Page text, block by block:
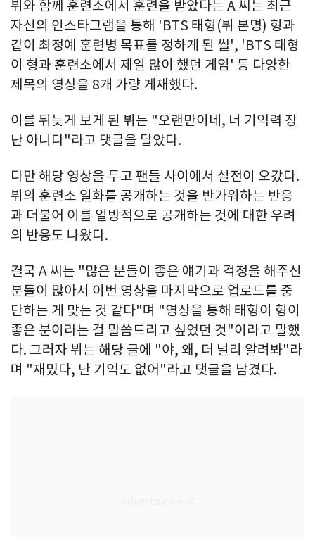
뷔와 함께 훈련소에서 훈련을 받았다는 A 씨는 최근
자신의 인스타그램을 통해 'BTS 태형(뷔 본명) 형과
같이 최정예 훈련병 목표를 정하게 된 썰', 'BTS 태형
이 형과 훈련소에서 제일 많이 했던 게임' 등 다양한
제목의 영상을 8개 가량 게재했다.
이를 뒤늦게 보게 된 뷔는 "오랜만이네, 너 기억력 장
난 아니다"라고 댓글을 달았다.
다만 해당 영상을 두고 팬들 사이에서 설전이 오갔다.
뷔의 훈련소 일화를 공개하는 것을 반가워하는 반응
과 더불어 이를 일방적으로 공개하는 것에 대한 우려
의 반응도 나왔다.
결국 A 씨는 "많은 분들이 좋은 얘기과 걱정을 해주신
분들이 많아서 이번 영상을 마지막으로 업로드를 중
단하는 게 맞는 것 같다"며 "영상을 통해 태형이 형이
좋은 분이라는 걸 말씀드리고 싶었던 것"이라고 말했
다. 그러자 뷔는 해당 글에 "야, 왜, 더 널리 알려봐"라
며 "재밌다, 난 기억도 없어"라고 댓글을 남겼다.